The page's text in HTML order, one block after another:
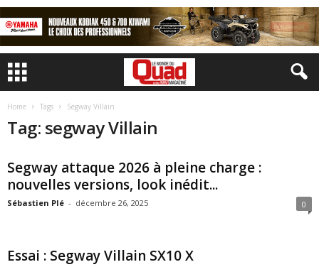
Home Tags Segway Villain
Tag: segway Villain
Segway attaque 2026 à pleine charge :
nouvelles versions, look inédit...
Sébastien Plé - décembre 26, 2025 0
Essai : Segway Villain SX10 X